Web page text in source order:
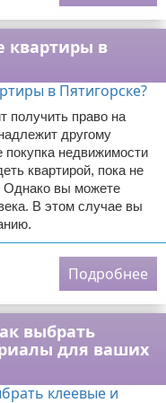
квартиры в
получить право на
другому
недвижимости
квартирой, пока не
Однако вы можете
В этом случае вы
Подробнее
выбрать
для ваших